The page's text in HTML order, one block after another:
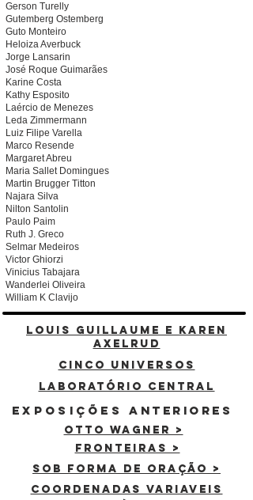
Gerson Turelly
Gutemberg Ostemberg
Guto Monteiro
Heloiza Averbuck
Jorge Lansarin
José Roque Guimarães
Karine Costa
Kathy Esposito
Laércio de Menezes
Leda Zimmermann
Luiz Filipe Varella
Marco Resende
Margaret Abreu
Maria Sallet Domingues
Martin Brugger Titton
Najara Silva
Nilton Santolin
Paulo Paim
Ruth J. Greco
Selmar Medeiros
Victor Ghiorzi
Vinicius Tabajara
Wanderlei Oliveira
William K Clavijo
Louis Guillaume e Karen
Axelrud
Cinco universos
Laboratório Central
EXPOSIÇÕESAnteriores
otto wagner >
fronteiras >
sob forma de oraçÃO >
coordenadas variaveis